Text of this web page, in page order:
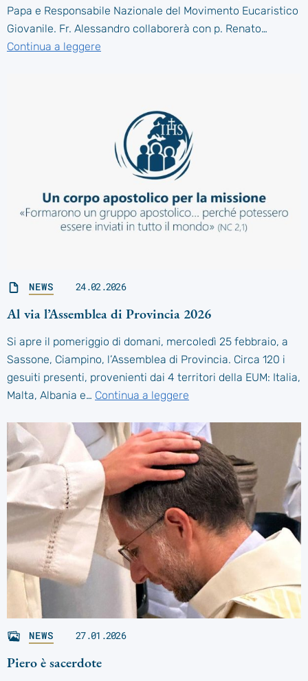
Papa e Responsabile Nazionale del Movimento Eucaristico
Giovanile. Fr. Alessandro collaborerà con p. Renato…
Continua a leggere
NEWS 24.02.2026
Al via l’Assemblea di Provincia 2026
Si apre il pomeriggio di domani, mercoledì 25 febbraio, a
Sassone, Ciampino, l’Assemblea di Provincia. Circa 120 i
gesuiti presenti, provenienti dai 4 territori della EUM: Italia,
Malta, Albania e… Continua a leggere
NEWS 27.01.2026
Piero è sacerdote